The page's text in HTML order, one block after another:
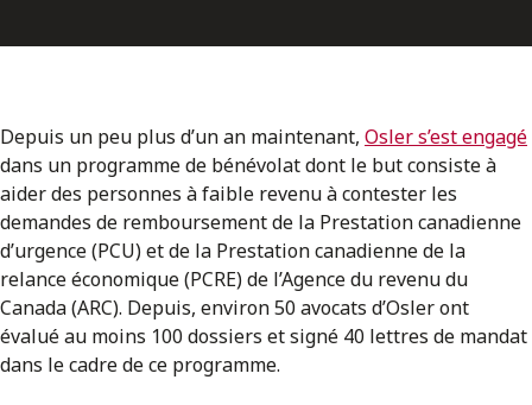
Depuis un peu plus d’un an maintenant, Osler s’est engagé
dans un programme de bénévolat dont le but consiste à
aider des personnes à faible revenu à contester les
demandes de remboursement de la Prestation canadienne
d’urgence (PCU) et de la Prestation canadienne de la
relance économique (PCRE) de l’Agence du revenu du
Canada (ARC). Depuis, environ 50 avocats d’Osler ont
évalué au moins 100 dossiers et signé 40 lettres de mandat
dans le cadre de ce programme.